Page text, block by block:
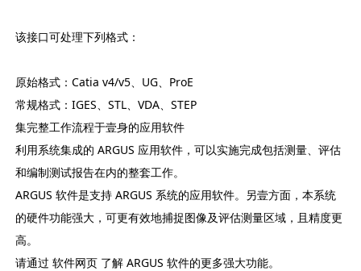
该接口可处理下列格式：
原始格式：Catia v4/v5、UG、ProE
常规格式：IGES、STL、VDA、STEP
集完整工作流程于壹身的应用软件
利用系统集成的 ARGUS 应用软件，可以实施完成包括测量、评估
和编制测试报告在内的整套工作。
ARGUS 软件是支持 ARGUS 系统的应用软件。另壹方面，本系统
的硬件功能强大，可更有效地捕捉图像及评估测量区域，且精度更
高。
请通过 软件网页 了解 ARGUS 软件的更多强大功能。